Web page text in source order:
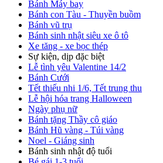
Bánh Máy bay
Bánh con Tàu - Thuyền buồm
Bánh vũ trụ
Bánh sinh nhật siêu xe ô tô
Xe tăng - xe bọc thép
Sự kiện, dịp đặc biệt
Lễ tình yêu Valentine 14/2
Bánh Cưới
Tết thiếu nhi 1/6, Tết trung thu
Lễ hội hóa trang Halloween
Ngày phụ nữ
Bánh tặng Thầy cô giáo
Bánh Hũ vàng - Túi vàng
Noel - Giáng sinh
Bánh sinh nhật độ tuổi